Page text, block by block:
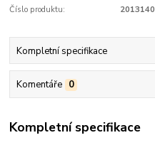
Číslo produktu: 2013140
Kompletní specifikace
Komentáře 0
Kompletní specifikace